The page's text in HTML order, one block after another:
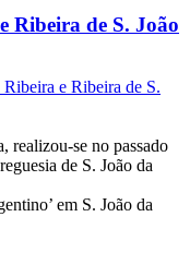
Ribeira de S. João
Ribeira e Ribeira de S.
realizou-se no passado
de S. João da
em S. João da